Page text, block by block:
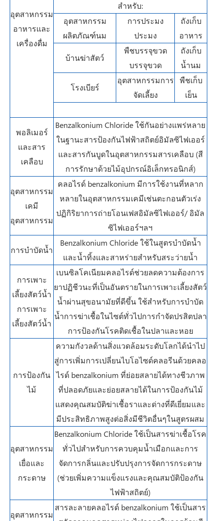
อุตสาหกรรม
อาหารและ
เครื่องดื่ม
สำหรับ:
อุตสาหกรรม
ผลิตภัณฑ์นม
การประมง
ประมง
ถังเก็บ
อาหาร
บ้านฆ่าสัตว์
พืชบรรจุขวด
บรรจุขวด
ถังเก็บ
น้ำนม
โรงเบียร์
อุตสาหกรรมการ
จัดเลี้ยง
พืชเก็บ
เย็น
พอลิเมอร์
และสาร
เคลือบ
Benzalkonium Chloride ใช้กันอย่างแพร่หลาย
ในฐานะสารป้องกันไฟฟ้าสถิตย์อิมัลซิไฟเออร์
และสารกันบูดในอุตสาหกรรมสารเคลือบ (สี
การรักษาด้วยไม้อุปกรณ์อิเล็กทรอนิกส์)
อุตสาหกรรม
เคมี
อุตสาหกรรม
คลอไรด์ benzalkonium มีการใช้งานที่หลาก
หลายในอุตสาหกรรมเคมีเช่นตะกอนตัวเร่ง
ปฏิกิริยาการถ่ายโอนเฟสอิมัลซิไฟเออร์/ อิมัล
ซิไฟเออร์ฯลฯ
การบำบัดน้ำ
Benzalkonium Chloride ใช้ในสูตรบำบัดน้ำ
และน้ำทิ้งและสาหร่ายสำหรับสระว่ายน้ำ
การเพาะ
เลี้ยงสัตว์น้ำ
การเพาะ
เลี้ยงสัตว์น้ำ
เบนซิลโคเนียมคลอไรด์ช่วยลดความต้องการ
ยาปฏิชีวนะที่เป็นอันตรายในการเพาะเลี้ยงสัตว์
น้ำผ่านสุขอนามัยที่ดีขึ้น ใช้สำหรับการบำบัด
น้ำการฆ่าเชื้อในไซต์ทั่วไปการกำจัดปรสิตปลา
การป้องกันโรคติดเชื้อในปลาและหอย
การป้องกัน
ไม้
ความกังวลด้านสิ่งแวดล้อมระดับโลกได้นำไป
สู่การเพิ่มการเปลี่ยนไบโอไซด์คลอรีนด้วยคลอ
ไรด์ benzalkonium ที่ย่อยสลายได้ทางชีวภาพ
ที่ปลอดภัยและย่อยสลายได้ในการป้องกันไม้
แสดงคุณสมบัติฆ่าเชื้อราและด่างที่ดีเยี่ยมและ
มีประสิทธิภาพสูงต่อสิ่งมีชีวิตอื่นๆในสูตรผสม
อุตสาหกรรม
เยื่อและ
กระดาษ
Benzalkonium Chloride ใช้เป็นสารฆ่าเชื้อโรค
ทั่วไปสำหรับการควบคุมน้ำเมือกและการ
จัดการกลิ่นและปรับปรุงการจัดการกระดาษ
(ช่วยเพิ่มความแข็งแรงและคุณสมบัติป้องกัน
ไฟฟ้าสถิตย์)
อุตสาหกรรม
สารละลายคลอไรด์ benzalkonium ใช้เป็นสาร